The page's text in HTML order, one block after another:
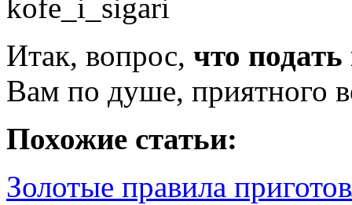
Итак, вопрос, что
Вам по душе, приятного
Похожие статьи:
Золотые правила